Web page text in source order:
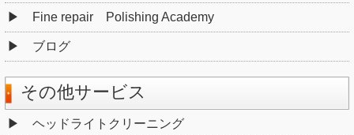
Fine repair Polishing Academy
ブログ
その他サービス
ヘッドライトクリーニング